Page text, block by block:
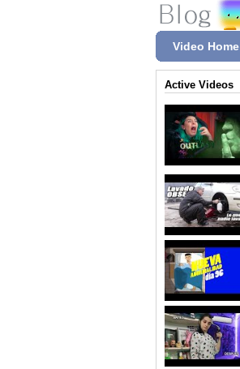
Video Home
Active Videos